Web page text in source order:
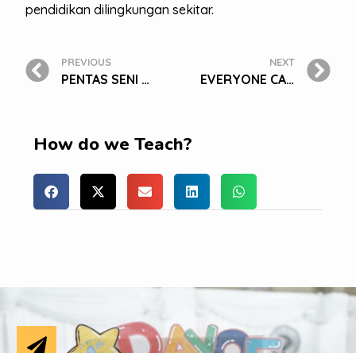
pendidikan dilingkungan sekitar.
PREVIOUS
PENTAS SENI VIRTUAL ANIMALS IN THE JUNGLE KB/TK BAKTI MULYA 400
NEXT
EVERYONE CAN CREATE
How do we Teach?